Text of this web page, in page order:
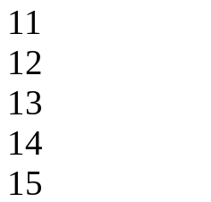
11
12
13
14
15